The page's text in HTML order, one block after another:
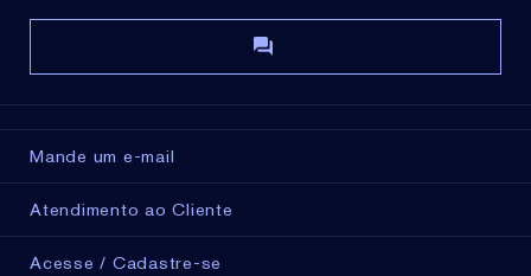
Mande um e-mail
Atendimento ao Cliente
Acesse / Cadastre-se